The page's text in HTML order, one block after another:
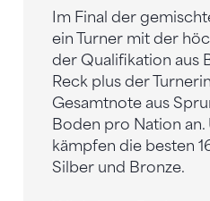
Im Final der
ein Turner mit der
der Qualifikation aus
Reck plus der
Gesamtnote aus
Boden pro Nation an.
kämpfen die besten
Silber und Bronze.